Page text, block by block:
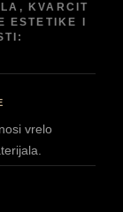
KVARCIT
ESTETIKE I
vrelo